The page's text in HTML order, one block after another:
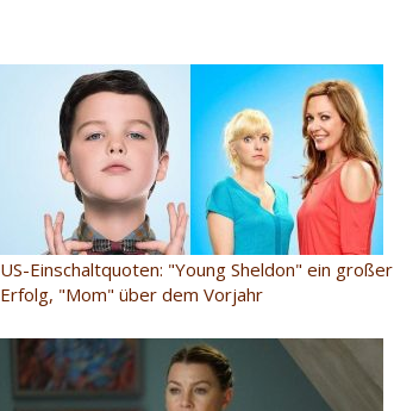
US-Einschaltquoten: "Young Sheldon" ein großer
Erfolg, "Mom" über dem Vorjahr